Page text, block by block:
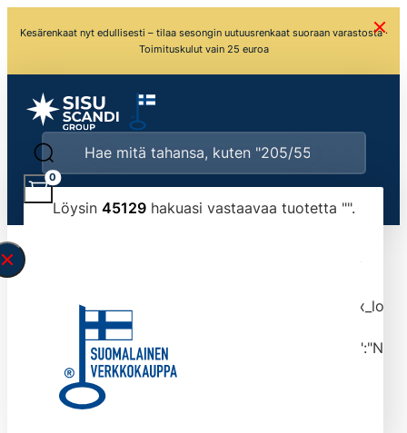
Kesärenkaat nyt edullisesti – tilaa sesongin uutuusrenkaat suoraan varastosta ·
Toimituskulut vain 25 euroa
Löysin 45129hakuasi vastaavaa tuotetta "".
typed the search query correctly.<br>Currently
tmlmvi","meta_query":
data-original-query-vars="[]" data-page="1"
data-max-pages="4513" data-start="1" data-
end="10">
0